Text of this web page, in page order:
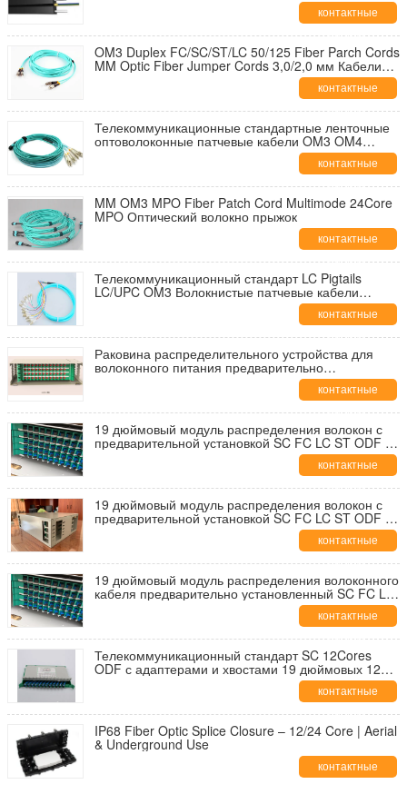
контактные
данные
OM3 Duplex FC/SC/ST/LC 50/125 Fiber Parch Cords
MM Optic Fiber Jumper Cords 3,0/2,0 мм Кабели
контактные
данные
Телекоммуникационные стандартные ленточные
оптоволоконные патчевые кабели OM3 OM4
контактные
данные
MM OM3 MPO Fiber Patch Cord Multimode 24Core
MPO Оптический волокно прыжок
контактные
данные
Телекоммуникационный стандарт LC Pigtails
LC/UPC OM3 Волокнистые патчевые кабели
50/125 12Cores 1.5M Волокнистые пигтейлы ST 12
контактные
данные
Раковина распределительного устройства для
волоконного питания предварительно
установленная SC FC LC ST ODF 12 24 48 72 96
144 Планшеты для оптоволоконного патча
контактные
данные
19 дюймовый модуль распределения волокон с
предварительной установкой SC FC LC ST ODF 12
24 48 72 96 144 Ядра оптоволоконной панели
контактные
данные
19 дюймовый модуль распределения волокон с
предварительной установкой SC FC LC ST ODF 24
48 72 96 Ядра оптоволоконной панеликонтактные
данные
19 дюймовый модуль распределения волоконного
кабеля предварительно установленный SC FC LC
ST ODF 24 48 72 96 Ядра оптоволоконного кабеля
контактные
данные
Телекоммуникационный стандарт SC 12Cores
ODF с адаптерами и хвостами 19 дюймовых 12
ядра оптических волоконных панелейконтактные
данные
IP68 Fiber Optic Splice Closure – 12/24 Core | Aerial
& Underground Use
контактные